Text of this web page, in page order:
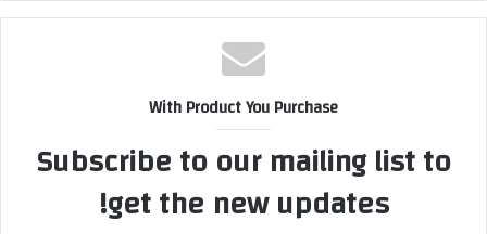
With Product You Purchase
Subscribe to our mailing list to
get the new updates!